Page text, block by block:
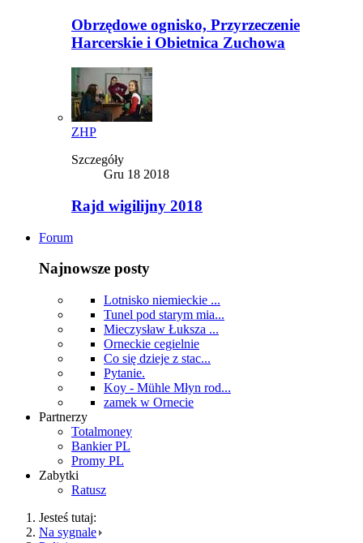
Obrzędowe ognisko, Przyrzeczenie
Harcerskie i Obietnica Zuchowa
ZHP
Szczegóły
Gru 18 2018
Rajd wigilijny 2018
Forum
Najnowsze posty
Lotnisko niemieckie ...
Tunel pod starym mia...
Mieczysław Łuksza ...
Orneckie cegielnie
Co się dzieje z stac...
Pytanie.
Koy - Mühle Młyn rod...
zamek w Ornecie
Partnerzy
Totalmoney
Bankier PL
Promy PL
Zabytki
Ratusz
Jesteś tutaj:
Na sygnale